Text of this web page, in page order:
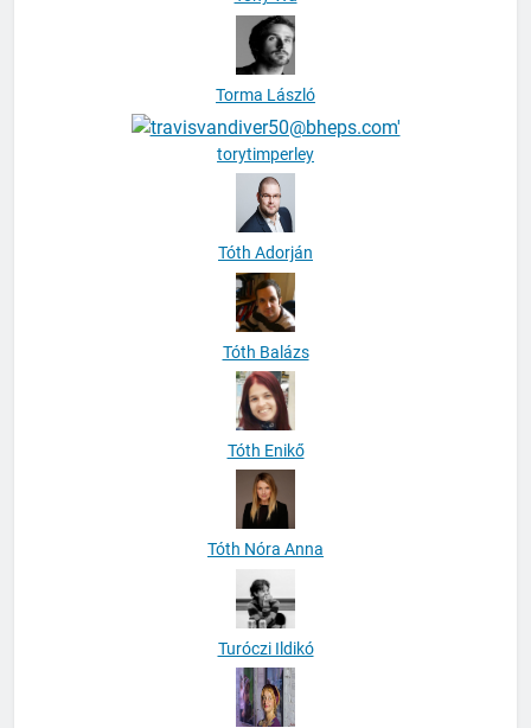
Torma László
torytimperley
Tóth Adorján
Tóth Balázs
Tóth Enikő
Tóth Nóra Anna
Turóczi Ildikó